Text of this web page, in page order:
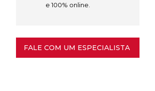
e 100% online.
FALE COM UM ESPECIALISTA